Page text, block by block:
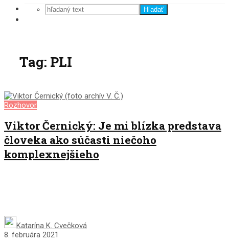
Hľadať
Tag: PLI
Rozhovor
Viktor Černický: Je mi blízka predstava
človeka ako súčasti niečoho
komplexnejšieho
Katarína K. Cvečková
8. februára 2021